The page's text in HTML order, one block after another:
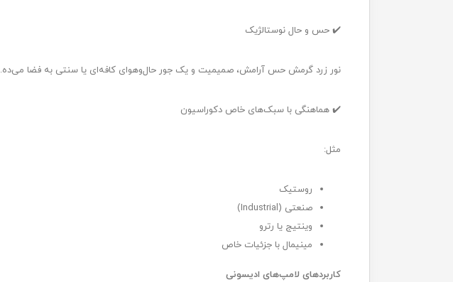
✔️ حس و حال نوستالژیک
نور زرد گرمش حس آرامش، صمیمیت و یک جور حال‌وهوای کافه‌ای یا سنتی به فضا می‌ده.
✔️ هماهنگی با سبک‌های خاص دکوراسیون
مثل:
روستیک
صنعتی (Industrial)
وینتیج یا رترو
مینیمال با جزئیات خاص
کاربردهای لامپ‌های ادیسونی